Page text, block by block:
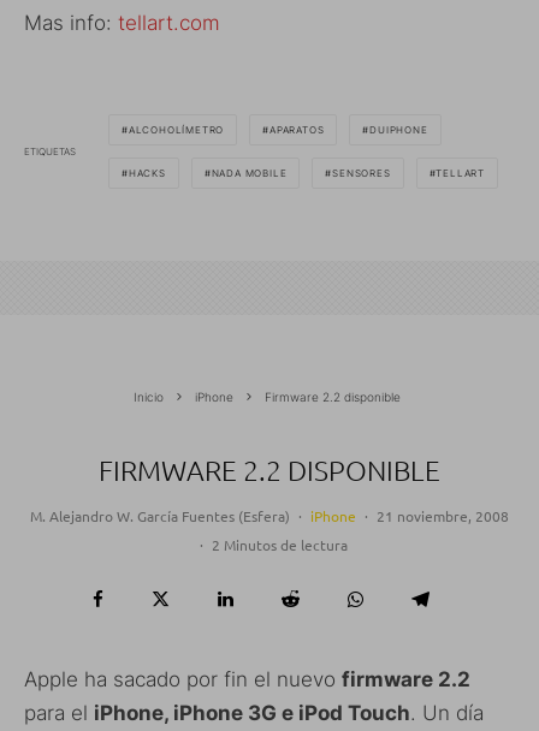
Mas info: tellart.com
ETIQUETAS
ALCOHOLÍMETRO APARATOS DUIPHONE
HACKS NADA MOBILE SENSORES TELLART
Inicio iPhone Firmware 2.2 disponible
FIRMWARE 2.2 DISPONIBLE
M. Alejandro W. García Fuentes (Esfera) · iPhone · 21 noviembre, 2008
· 2 Minutos de lectura
Apple ha sacado por fin el nuevo firmware 2.2
para el iPhone, iPhone 3G e iPod Touch. Un día